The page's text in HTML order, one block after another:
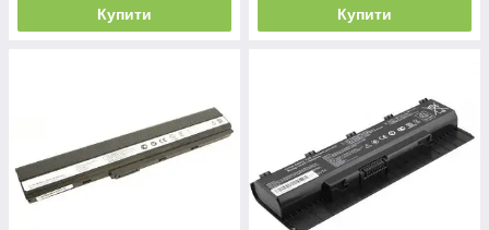
Купити Купити